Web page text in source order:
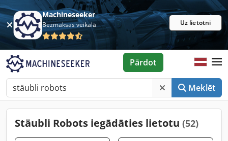
Machineseeker
Bezmaksas veikalā Uz lietotni
Meklēt
Pārdot
Stäubli Robots iegādāties lietotu (52)